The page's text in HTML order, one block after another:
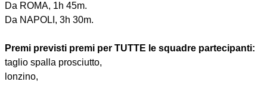
Da ROMA, 1h 45m.
Da NAPOLI, 3h 30m.
Premi previsti premi per TUTTE le squadre partecipanti:
taglio spalla prosciutto,
lonzino,